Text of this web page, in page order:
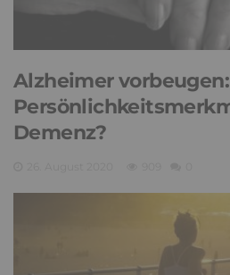
Alzheimer
Demenz?